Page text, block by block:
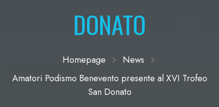
DONATO
Homepage
News
Amatori Podismo Benevento presente al XVI Trofeo
San Donato